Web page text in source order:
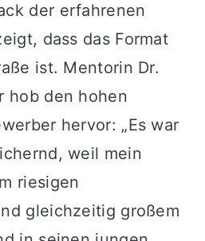
der erfahrenen
dass das Format
ist. Mentorin Dr.
hob den hohen
hervor: „Es war
weil mein
riesigen
gleichzeitig großem